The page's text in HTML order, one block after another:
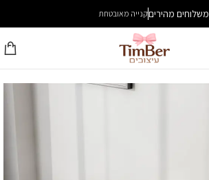
משלוחים מהיריםקנייה מאובטחת